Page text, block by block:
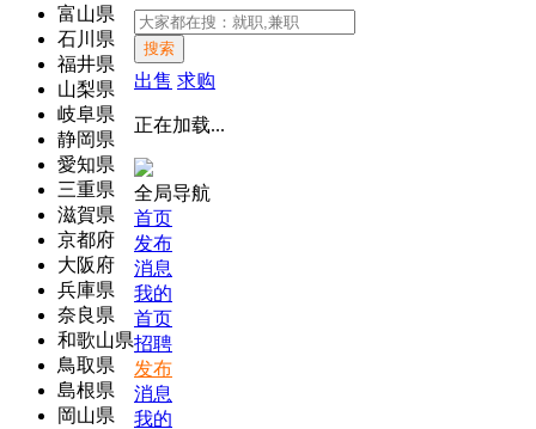
富山県
石川県
福井県
山梨県
岐阜県
静岡県
愛知県
三重県
滋賀県
京都府
大阪府
兵庫県
奈良県
和歌山県
鳥取県
島根県
岡山県
搜索
出售 求购
正在加载...
全局导航
首页
发布
消息
我的
首页
招聘
发布
消息
我的